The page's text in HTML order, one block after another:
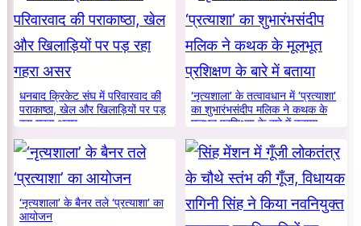
धनबाद क्रिकेट संघ में परिवारवाद की
पराकाष्ठा, खेल और खिलाड़ियों पर पड़
रहा गहरा असर
‘नृत्यशाला’ के तत्वावधान में ‘प्रत्याशा’
का शुभारंभसंदीप मलिक ने कथक के
मूलभूत प्रशिक्षण के बारे में बताया
‘नृत्यशाला’ के बैनर तले ‘प्रत्याशा’ का
आयोजन